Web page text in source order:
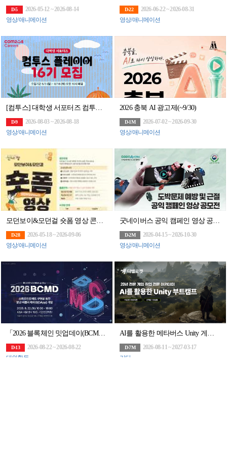
D-5
2026-05-12 ~ 2026-08-14
영상/애니메이션
D-22
2026-06-22 ~ 2026-08-31
영상/애니메이션
[컴투스] 대학생 서포터즈 컴투스 플레이어 16기 모집
D-9
2026-08-03 ~ 2026-08-18
영상/애니메이션
2026 충북 AI 광고제(~9/30)
D-1M
2026-07-02 ~ 2026-09-30
영상/애니메이션
D-28
2026-05-18 ~ 2026-09-06
영상/애니메이션
D-2M
2026-04-15 ~ 2026-10-30
영상/애니메이션
「2026 블록체인 밋업데이(BCMD)」 18회차 교육생 모집
D-13
2026-08-22 ~ 2026-08-22
대외활동
D-7M
2026-08-11 ~ 2027-03-17
기타